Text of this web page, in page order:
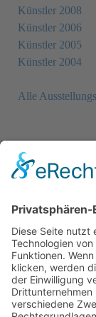
Künstler 2008
Künstler 2006
Künstler 2005
Künstler 2004
Alle
Newsletter
Sie möchten
Schreiben Sie